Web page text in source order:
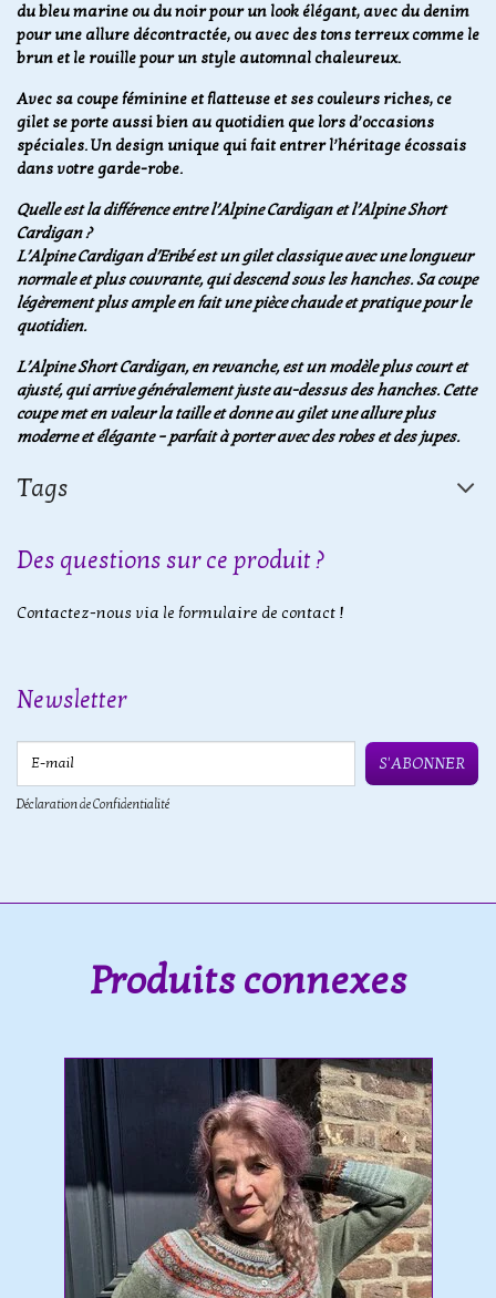
du bleu marine ou du noir pour un look élégant, avec du denim
pour une allure décontractée, ou avec des tons terreux comme le
brun et le rouille pour un style automnal chaleureux.
Avec sa coupe féminine et flatteuse et ses couleurs riches, ce
gilet se porte aussi bien au quotidien que lors d’occasions
spéciales. Un design unique qui fait entrer l’héritage écossais
dans votre garde-robe.
Quelle est la différence entre l’Alpine Cardigan et l’Alpine Short
Cardigan ?
L’Alpine Cardigan d’Eribé est un gilet classique avec une longueur
normale et plus couvrante, qui descend sous les hanches. Sa coupe
légèrement plus ample en fait une pièce chaude et pratique pour le
quotidien.
L’Alpine Short Cardigan, en revanche, est un modèle plus court et
ajusté, qui arrive généralement juste au-dessus des hanches. Cette
coupe met en valeur la taille et donne au gilet une allure plus
moderne et élégante – parfait à porter avec des robes et des jupes.
Tags
Des questions sur ce produit ?
Contactez-nous via le formulaire de contact !
Newsletter
S'ABONNER
Déclaration de Confidentialité
Produits connexes